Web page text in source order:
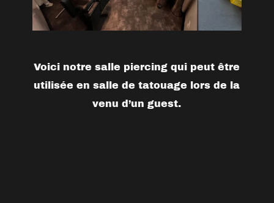
Voici notre salle piercing qui peut être
utilisée en salle de tatouage lors de la
venu d’un guest.